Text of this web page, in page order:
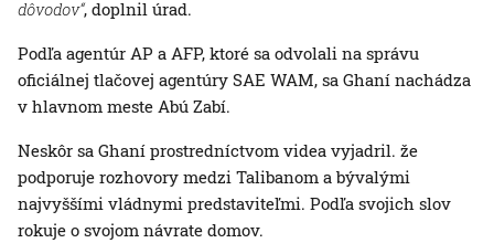
dôvodov“, doplnil úrad.
Podľa agentúr AP a AFP, ktoré sa odvolali na správu
oficiálnej tlačovej agentúry SAE WAM, sa Ghaní nachádza
v hlavnom meste Abú Zabí.
Neskôr sa Ghaní prostredníctvom videa vyjadril. že
podporuje rozhovory medzi Talibanom a bývalými
najvyššími vládnymi predstaviteľmi. Podľa svojich slov
rokuje o svojom návrate domov.